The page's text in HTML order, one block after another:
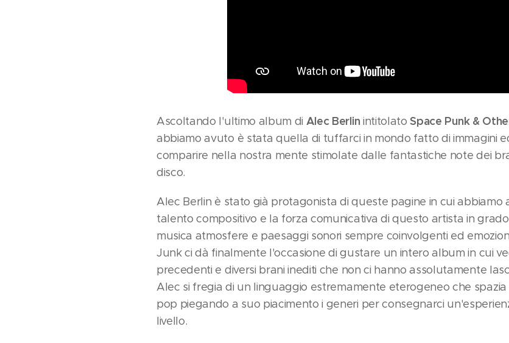
Ascoltando l'ultimo album di Alec BerlinintitolatoSpace Punk &
abbiamo avuto è stata quella di tuffarci in mondo fatto di immagini
comparire nella nostra mente stimolate dalle fantastiche note dei
disco.
Alec Berlin è stato già protagonista di queste pagine in cui abbiamo
talento compositivo e la forza comunicativa di questo artista in
musica atmosfere e paesaggi sonori sempre coinvolgenti ed
Junk ci dà finalmente l'occasione di gustare un intero album in cui
precedenti e diversi brani inediti che non ci hanno assolutamente
Alec si fregia di un linguaggio estremamente eterogeneo che
pop piegando a suo piacimento i generi per consegnarci
livello.